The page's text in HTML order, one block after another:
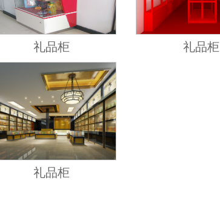
礼品柜 礼品柜
礼品柜